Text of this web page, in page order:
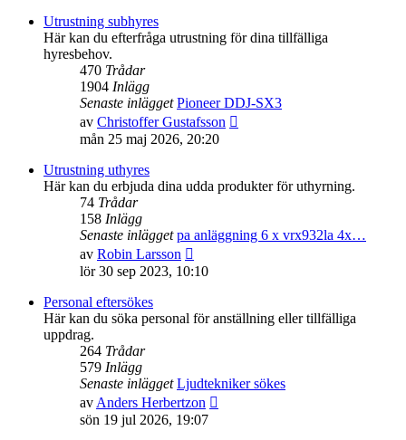
inlägget
Utrustning subhyres
Här kan du efterfråga utrustning för dina tillfälliga
hyresbehov.
470 Trådar
1904 Inlägg
Senaste inlägget Pioneer DDJ-SX3
av Christoffer Gustafsson
inlägget
mån 25 maj 2026, 20:20
Utrustning uthyres
Här kan du erbjuda dina udda produkter för uthyrning.
74 Trådar
158 Inlägg
Senaste inlägget pa anläggning 6 x vrx932la 4x…
av Robin Larsson
till
inlägget
lör 30 sep 2023, 10:10
Personal eftersökes
Här kan du söka personal för anställning eller tillfälliga
uppdrag.
264 Trådar
579 Inlägg
Senaste inlägget Ljudtekniker sökes
avAnders Herbertzon
sön 19 jul 2026, 19:07